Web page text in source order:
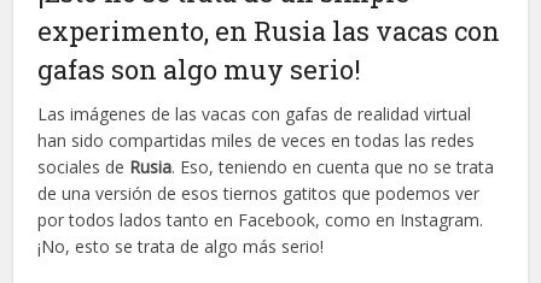
experimento, en Rusia las vacas con
gafas son algo muy serio!
Las imágenes de las vacas con gafas de realidad virtual
han sido compartidas miles de veces en todas las redes
sociales de Rusia. Eso, teniendo en cuenta que no se trata
de una versión de esos tiernos gatitos que podemos ver
por todos lados tanto en Facebook, como en Instagram.
¡No, esto se trata de algo más serio!